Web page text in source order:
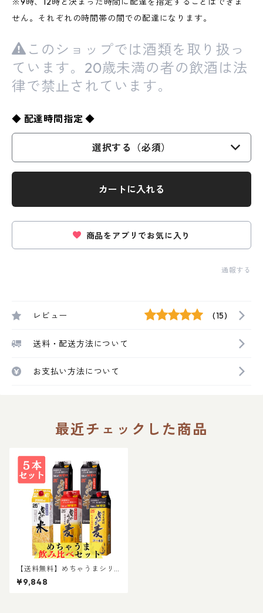
せん。それぞれの時間帯の間での配達になります。
このショップでは酒類を取り扱っ
ています。20歳未満の者の飲酒は法
律で禁止されています。
◆ 配達時間指定 ◆
選択する（必須）
カートに入れる
商品をアプリでお気に入り
通報する
レビュー (15)
送料・配送方法について
お支払い方法について
最近チェックした商品
【送料無料】めちゃうまシリ
ーズ 厳選飲み比べ5本セット
麦25度 麦ゴールド25度 芋×2
¥9,848